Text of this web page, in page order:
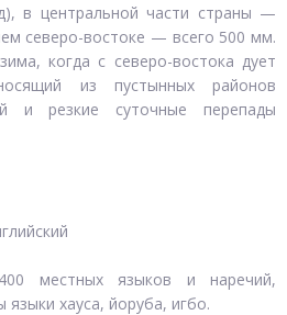
в центральной части страны —
северо-востоке — всего 500 мм.
когда с северо-востока дует
из пустынных районов
и резкие суточные перепады
местных языков и наречий,
хауса, йоруба, игбо.